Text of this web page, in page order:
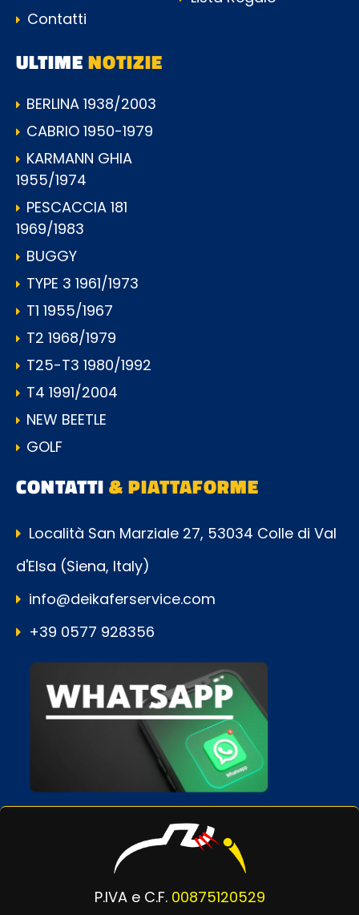
Contatti
ULTIMENOTIZIE
BERLINA 1938/2003
CABRIO 1950-1979
KARMANN GHIA
1955/1974
PESCACCIA 181
1969/1983
BUGGY
TYPE 3 1961/1973
T1 1955/1967
T2 1968/1979
T25-T3 1980/1992
T4 1991/2004
NEW BEETLE
GOLF
CONTATTI& PIATTAFORME
Località San Marziale 27, 53034 Colle di Val
d'Elsa (Siena, Italy)
info@deikaferservice.com
+39 0577 928356
P.IVA e C.F. 00875120529